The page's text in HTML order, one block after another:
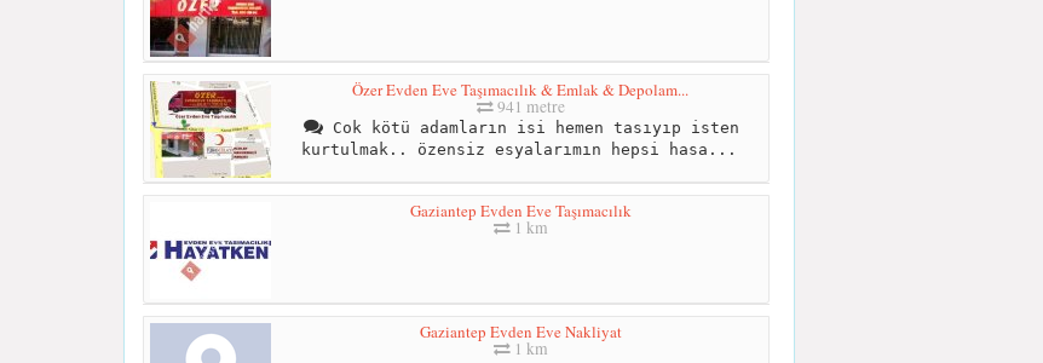
Özer Evden Eve Taşımacılık & Emlak & Depolam...
941 metre
Cok kötü adamların isi hemen tasıyıp isten
kurtulmak.. özensiz esyalarımın hepsi hasa...
Gaziantep Evden Eve Taşımacılık
1 km
Gaziantep Evden Eve Nakliyat
1 km